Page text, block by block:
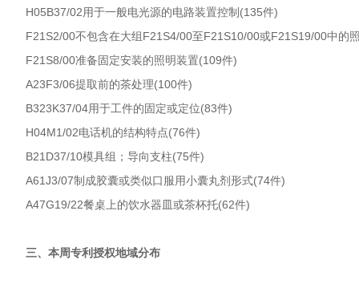
H05B37/02用于一般电光源的电路装置控制(135件)
F21S2/00不包含在大组F21S4/00至F21S10/00或F21S19/00中的
F21S8/00准备固定安装的照明装置(109件)
A23F3/06提取前的茶处理(100件)
B323K37/04用于工件的固定或定位(83件)
H04M1/02电话机的结构特点(76件)
B21D37/10模具组；导向支柱(75件)
A61J3/07制成胶囊或类似口服用小囊丸剂形式(74件)
A47G19/22餐桌上的饮水器皿或茶杯托(62件)
三、本周专利授权地域分布